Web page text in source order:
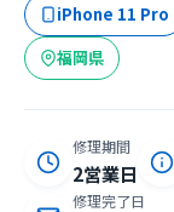
iPhone 11 Pro
福岡県
修理期間
2営業日
修理完了日